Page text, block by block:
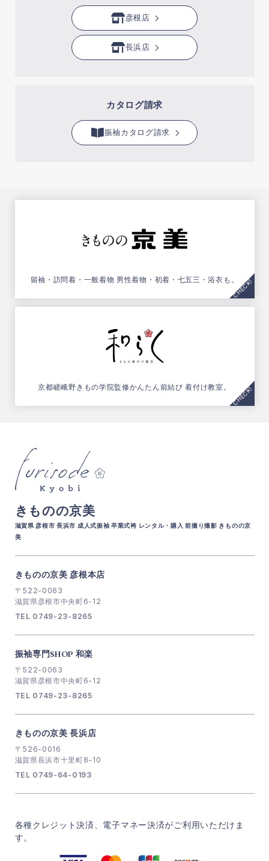
彦根店
長浜店
カタログ請求
振袖カタログ請求
留袖・訪問着・一般着物 男性着物・初着・七五三・浴衣も。
京都嵯峨野きもの学院監修かんたん前結び 着付け教室。
きものの京美
滋賀県 彦根市 長浜市 成人式振袖 卒業式袴 レンタル・購入 前撮り撮影 きものの京
美
きものの京美 彦根本店
〒522-0063
滋賀県彦根市中央町6-12
TEL 0749-23-8265
振袖専門SHOP 和楽
〒522-0063
滋賀県彦根市中央町6-12
TEL 0749-23-8265
きものの京美 長浜店
〒526-0016
滋賀県長浜市十里町8-10
TEL 0749-64-0193
各種クレジット決済、電子マネー決済がご利用いただけま
す。